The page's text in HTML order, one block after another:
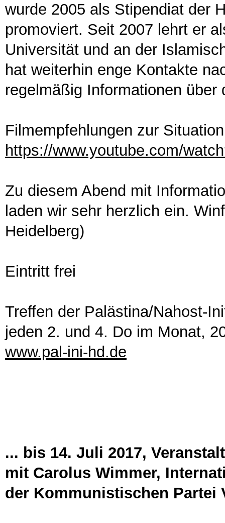
wurde 2005 als Stipendiat der
promoviert. Seit 2007 lehrt er
Universität und an der
hat weiterhin enge Kontakte
regelmäßig Informationen
Filmempfehlungen zur
https://www.youtube.com/
Zu diesem Abend mit
laden wir sehr herzlich ein.
Heidelberg)
Eintritt frei
Treffen der Palästina/Nahost-
jeden 2. und 4. Do im Monat,
www.pal-ini-hd.de
... bis 14. Juli 2017,
mit Carolus Wimmer,
der Kommunistischen Partei